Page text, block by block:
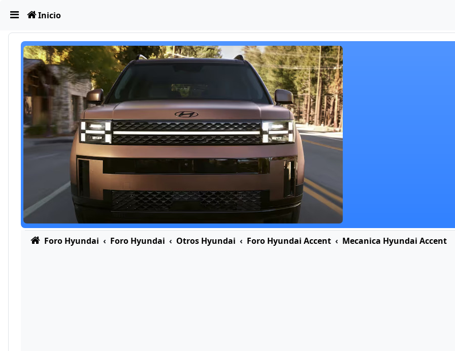
Obviar Inicio
Foro Hyundai Foro Hyundai Otros Hyundai Foro Hyundai Accent Mecanica Hyundai Accent